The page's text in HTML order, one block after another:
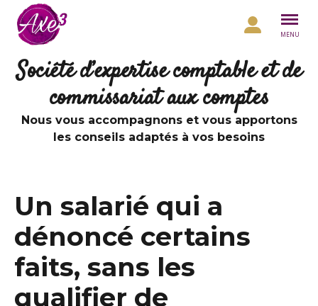
Aller au contenu
MENU
Société d’expertise comptable et de
commissariat aux comptes
Nous vous accompagnons et vous apportons
les conseils adaptés à vos besoins
Un salarié qui a
dénoncé certains
faits, sans les
qualifier de